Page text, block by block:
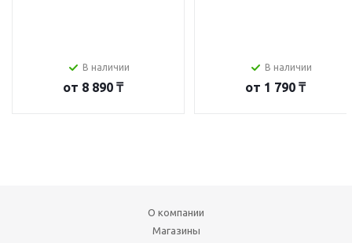
В наличии
от 8 890 ₸
В наличии
от 1 790 ₸
О компании
Магазины